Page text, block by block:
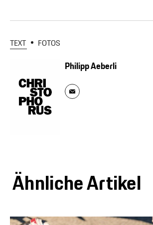
TEXT FOTOS
Philipp Aeberli
Ähnliche Artikel